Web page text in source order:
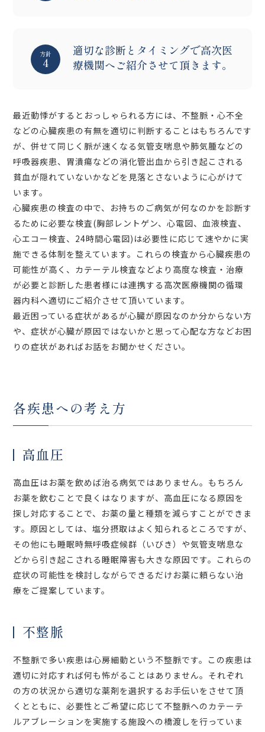
方針
4
適切な診断とタイミングで高次医
療機関へご紹介させて頂きます。
最近動悸がするとおっしゃられる方には、不整脈・心不全
などの心臓疾患の有無を適切に判断することはもちろんです
が、併せて同じく脈が速くなる気管支喘息や肺気腫などの
呼吸器疾患、胃潰瘍などの消化管出血から引き起こされる
貧血が隠れていないかなどを見落とさないように心がけて
います。
心臓疾患の検査の中で、お持ちのご病気が何なのかを診断す
るために必要な検査(胸部レントゲン、心電図、血液検査、
心エコー検査、24時間心電図)は必要性に応じて速やかに実
施できる体制を整えています。これらの検査から心臓疾患の
可能性が高く、カテーテル検査などより高度な検査・治療
が必要と診断した患者様には連携する高次医療機関の循環
器内科へ適切にご紹介させて頂いています。
最近困っている症状があるが心臓が原因なのか分からない方
や、症状が心臓が原因ではないかと思って心配な方などお困
りの症状があればお話をお聞かせください。
各疾患への考え方
高血圧
高血圧はお薬を飲めば治る病気ではありません。もちろん
お薬を飲むことで良くはなりますが、高血圧になる原因を
探し対応することで、お薬の量と種類を減らすことができま
す。原因としては、塩分摂取はよく知られるところですが、
その他にも睡眠時無呼吸症候群（いびき）や気管支喘息な
どから引き起こされる睡眠障害も大きな原因です。これらの
症状の可能性を検討しながらできるだけお薬に頼らない治
療をご提案しています。
不整脈
不整脈で多い疾患は心房細動という不整脈です。この疾患は
適切に対応すれば何も怖がることはありません。それぞれ
の方の状況から適切な薬剤を選択するお手伝いをさせて頂
くとともに、必要性とご希望に応じて不整脈へのカテーテ
ルアブレーションを実施する施設への橋渡しを行っていま